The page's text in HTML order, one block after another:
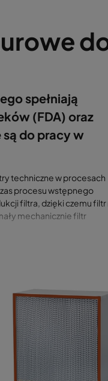
spełniają
(FDA) oraz
do pracy w
techniczne w procesach
procesu wstępnego
filtra, dzięki czemu filtr
mechanicznie filtr